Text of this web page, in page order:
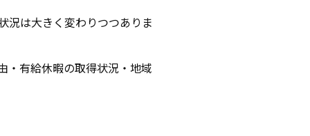
況は大きく変わりつつありま
・有給休暇の取得状況・地域